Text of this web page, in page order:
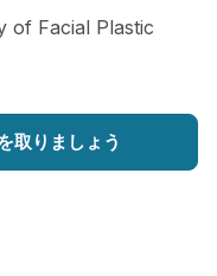
of Facial Plastic
取りましょう